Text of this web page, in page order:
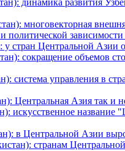
динамика развития
многовекторная
политической
у стран Центральной
сокращение объемов
система управления в
Центральная Азия так и
искусственное название
в Центральной Азии
странам